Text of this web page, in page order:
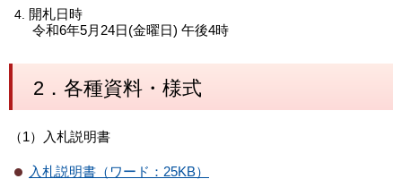
開札日時
令和6年5月24日(金曜日) 午後4時
2．各種資料・様式
（1）入札説明書
入札説明書（ワード：25KB）